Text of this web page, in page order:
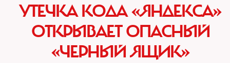
УТЕЧКА КОДА «ЯНДЕКСА»
ОТКРЫВАЕТ ОПАСНЫЙ
«ЧЕРНЫЙ ЯЩИК»